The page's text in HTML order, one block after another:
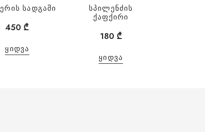
სადგამი
450 ₾
ᲧᲘᲓᲕᲐ
სპილენძის
ქაფქირი
180 ₾
ᲧᲘᲓᲕᲐ